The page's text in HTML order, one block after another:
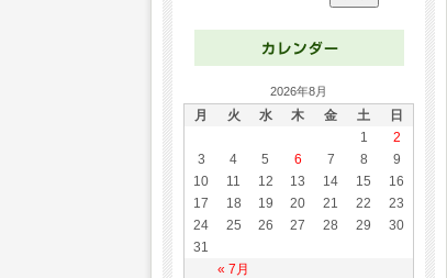
2026年8月
月 火 水 木 金 土 日
« 7月
1
2
3
4 5 6 7 8
9
10
11 12 13 14 15
16
17
18 19 20 21 22
23
24
25 26 27 28 29
30
31